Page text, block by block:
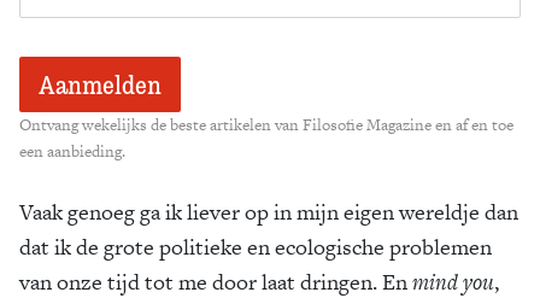
Ontvang wekelijks de beste artikelen van Filosofie Magazine en af en toe
een aanbieding.
Vaak genoeg ga ik liever op in mijn eigen wereldje dan
dat ik de grote politieke en ecologische problemen
van onze tijd tot me door laat dringen. Enmind you,